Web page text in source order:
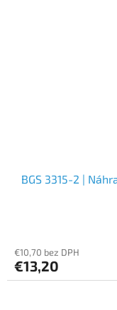
BGS 3315-2 |
€10,70 bez DPH
€13,20